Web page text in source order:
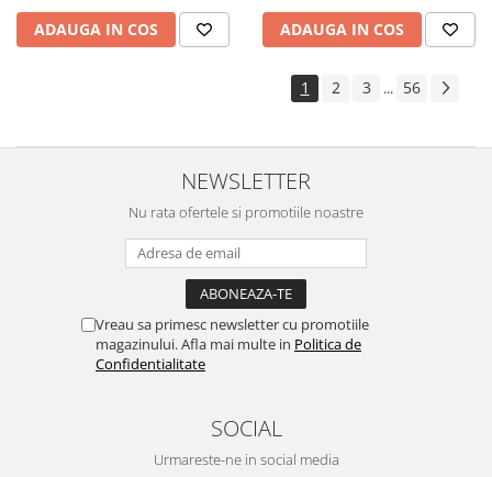
ADAUGA IN COS ADAUGA IN COS
1 2 3 ... 56
NEWSLETTER
Nu rata ofertele si promotiile noastre
Vreau sa primesc newsletter cu promotiile
magazinului. Afla mai multe in Politica de
Confidentialitate
SOCIAL
Urmareste-ne in social media